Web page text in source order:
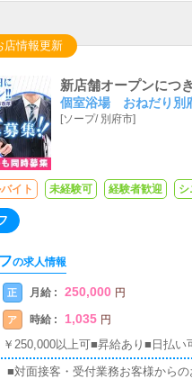
店情報更新
新店舗オープンにつ
個室浴場 おねだり別
[ソープ/ 別府市]
イト 未経験可 経験者歓迎 シ
の求人情報
正 月給 : 250,000 円
ア 時給 : 1,035 円
￥250,000以上可■昇給あり■日払い
■対面接客・受付業務お客様から